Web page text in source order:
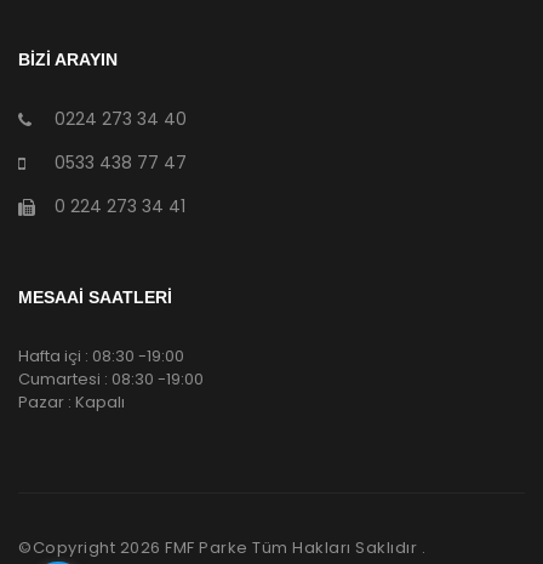
BİZİ ARAYIN
0224 273 34 40
0533 438 77 47
0 224 273 34 41
MESAAİ SAATLERİ
Hafta içi : 08:30 -19:00
Cumartesi : 08:30 -19:00
Pazar : Kapalı
©Copyright 2026 FMF Parke Tüm Hakları Saklıdır .